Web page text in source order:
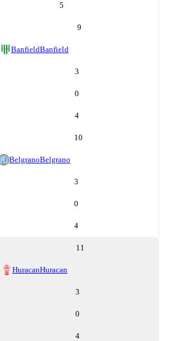
5
9
BanfieldBanfield
3
0
4
10
BelgranoBelgrano
3
0
4
11
HuracanHuracan
3
0
4